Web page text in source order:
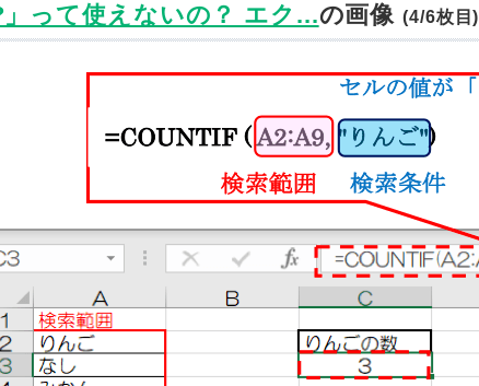
」って使えないの？ エク...の画像(4/6枚目)